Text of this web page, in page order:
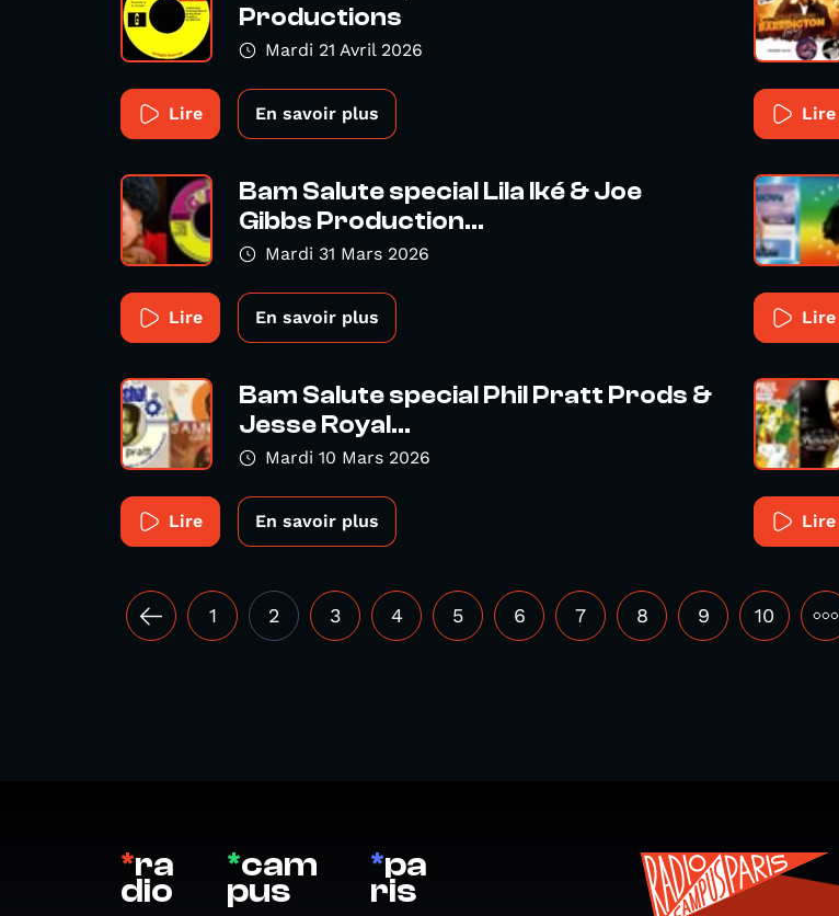
Productions
Mardi 21 Avril 2026
Lire En savoir plus Lire
Bam Salute special Lila Iké & Joe
Gibbs Production...
Mardi 31 Mars 2026
Lire En savoir plus Lire
Bam Salute special Phil Pratt Prods &
Jesse Royal...
Mardi 10 Mars 2026
Lire En savoir plus Lire
1 2 3 4 5 6 7 8 9 10 •••
*ra
dio
*cam
pus
*pa
ris